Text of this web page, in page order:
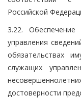
Российской
3.22.
управления
обязательствах
служащих
достоверности